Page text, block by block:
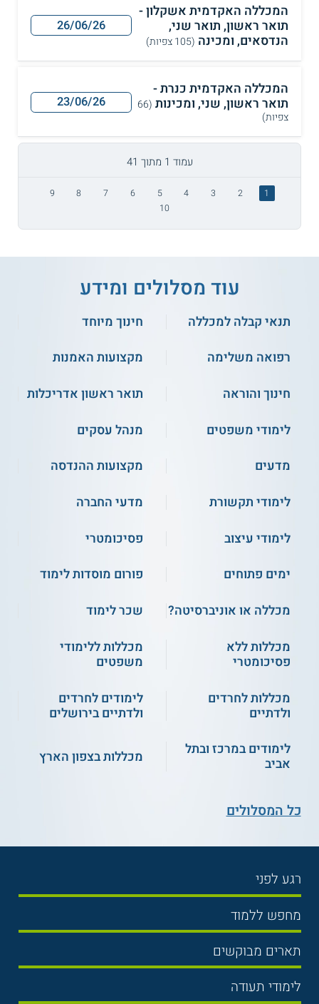
המכללה האקדמית אשקלון -
תואר ראשון, תואר שני,
הנדסאים, ומכינה (105 צפיות)
26/06/26
המכללה האקדמית כנרת -
תואר ראשון, שני, ומכינות (66
צפיות)
23/06/26
עמוד 1 מתוך 41
1
2
3
4
5
6
7
8
9
10
עוד מסלולים ומידע
תנאי קבלה למכללה
חינוך מיוחד
רפואה משלימה
מקצועות האמנות
חינוך והוראה
תואר ראשון אדריכלות
לימודי משפטים
מנהל עסקים
מדעים
מקצועות ההנדסה
לימודי תקשורת
מדעי החברה
לימודי עיצוב
פסיכומטרי
ימים פתוחים
פורום מוסדות לימוד
מכללה או אוניברסיטה?
שכר לימוד
מכללות ללא
פסיכומטרי
מכללות ללימודי
משפטים
מכללות לחרדים
ולדתיים
לימודים לחרדים
ולדתיים בירושלים
לימודים במרכז ובתל
אביב
מכללות בצפון הארץ
כל המסלולים
רגע לפני
בחירת לימודים
תנאי קבלה
שכר לימוד
אוניברסיטה
מחפש ללמוד
תואר ראשון
תואר שני
הכנה לבגרות
תארים מבוקשים
משפטים
לימודי תעודה